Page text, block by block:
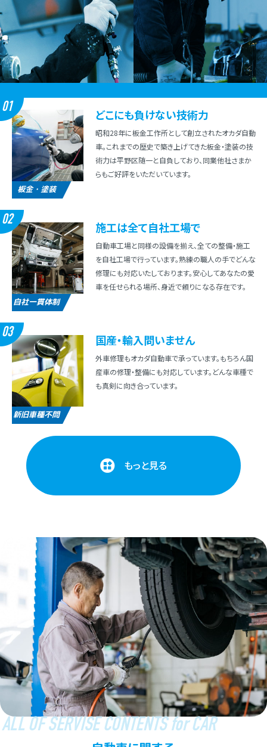
01
板金・塗装
どこにも負けない技術⼒
昭和28年に板⾦⼯作所として創⽴されたオカダ⾃動
⾞。これまでの歴史で築き上げてきた板⾦・塗装の技
術⼒は平野区随⼀と⾃負しており、同業他社さまか
らもご好評をいただいています。
02
自社一貫体制
施⼯は全て⾃社⼯場で
⾃動⾞⼯場と同様の設備を揃え、全ての整備・施⼯
を⾃社⼯場で⾏っています。熟練の職⼈の⼿でどんな
修理にも対応いたしております。安⼼してあなたの愛
⾞を任せられる場所、⾝近で頼りになる存在です。
03
新旧車種不問
国産・輸⼊問いません
外⾞修理もオカダ⾃動⾞で承っています。もちろん国
産⾞の修理・整備にも対応しています。どんな⾞種で
も真剣に向き合っています。
もっと見る
ALL OF SERVISE CONTENTS for CAR